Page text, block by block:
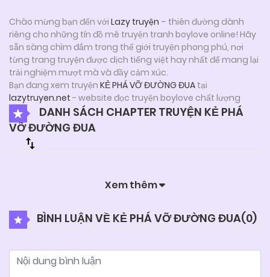
Chào mừng bạn đến với Lazy truyện – thiên đường dành
riêng cho những tín đồ mê truyện tranh boylove online! Hãy
sẵn sàng chìm đắm trong thế giới truyện phong phú, nơi
từng trang truyện được dịch tiếng việt hay nhất để mang lại
trải nghiệm mượt mà và đầy cảm xúc.
Bạn đang xem truyện KẺ PHÁ VỠ ĐƯỜNG ĐUA tại
lazytruyen.net - website đọc truyện boylove chất lượng
DANH SÁCH CHAPTER TRUYỆN KẺ PHÁ
VỠ ĐƯỜNG ĐUA
Xem thêm
BÌNH LUẬN VỀ KẺ PHÁ VỠ ĐƯỜNG ĐUA(0)